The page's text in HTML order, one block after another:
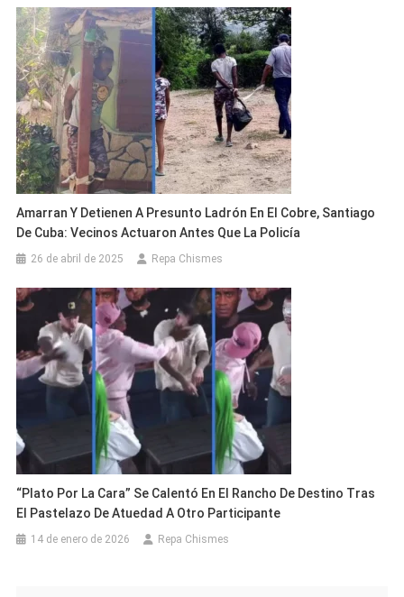
Amarran Y Detienen A Presunto Ladrón En El Cobre, Santiago
De Cuba: Vecinos Actuaron Antes Que La Policía
26 de abril de 2025 Repa Chismes
“Plato Por La Cara” Se Calentó En El Rancho De Destino Tras
El Pastelazo De Atuedad A Otro Participante
14 de enero de 2026 Repa Chismes